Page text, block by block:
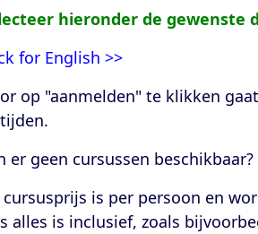
hieronder de gewenste
for English >>
op "aanmelden" te klikken
.
er geen cursussen
cursusprijs is per persoon en
alles is inclusief, zoals